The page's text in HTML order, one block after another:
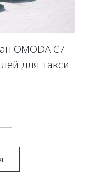
OMODA C7
для такси